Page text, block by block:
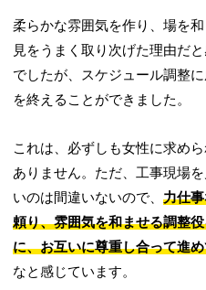
柔らかな雰囲気を作り、場を
見をうまく取り次げた理由だ
でしたが、スケジュール調整
を終えることができました。
これは、必ずしも女性に求め
ありません。ただ、工事現場
いのは間違いないので、力仕
頼り、雰囲気を和ませる調整
に、お互いに尊重し合って進
なと感じています。